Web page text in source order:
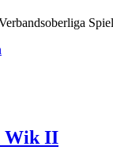
Wik II